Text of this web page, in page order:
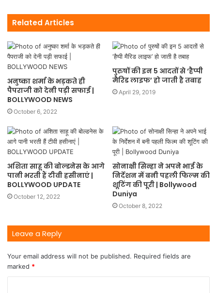
Related Articles
अनुष्का शर्मा के भड़कते ही
पैपराजी को देनी पड़ी सफाई |
BOLLYWOOD NEWS
October 6, 2022
पुरुषों की इन 5 आदतों से ‘हैप्पी
मैरिड लाइफ’ हो जाती है तबाह
April 29, 2019
अशिता साहू की बोल्डनेस के आगे
पानी भरती हैं टीवी हसीनाएं |
BOLLYWOOD UPDATE
October 12, 2022
सोनाक्षी सिन्हा ने अपने भाई के
निर्देशन में बनी पहली फिल्म की
शूटिंग की पूरी | Bollywood
Duniya
October 8, 2022
Leave a Reply
Your email address will not be published. Required fields are
marked *